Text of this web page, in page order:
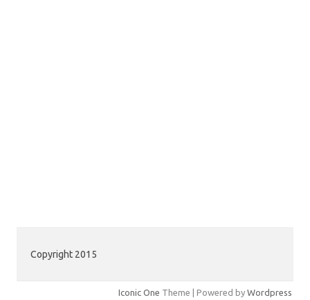
Copyright 2015
Iconic One Theme | Powered by Wordpress